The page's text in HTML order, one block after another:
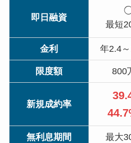
即日融資
最短
金利 年2.4
限度額 800
新規成約率
無利息期間 最大